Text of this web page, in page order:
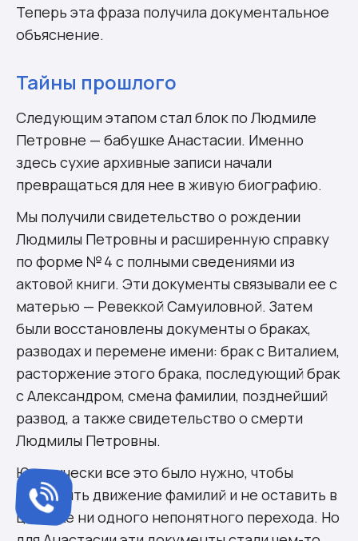
Теперь эта фраза получила документальное
объяснение.
Тайны прошлого
Следующим этапом стал блок по Людмиле
Петровне — бабушке Анастасии. Именно
здесь сухие архивные записи начали
превращаться для нее в живую биографию.
Мы получили свидетельство о рождении
Людмилы Петровны и расширенную справку
по форме № 4 с полными сведениями из
актовой книги. Эти документы связывали ее с
матерью — Ревеккой Самуиловной. Затем
были восстановлены документы о браках,
разводах и перемене имени: брак с Виталием,
расторжение этого брака, последующий брак
с Александром, смена фамилии, позднейший
развод, а также свидетельство о смерти
Людмилы Петровны.
Юридически все это было нужно, чтобы
объяснить движение фамилий и не оставить в
цепочке ни одного непонятного перехода. Но